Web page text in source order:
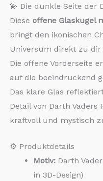
💫 Die dunkle Seite der
Diese offene Glaskugel
bringt den ikonischen
Universum direkt zu dir
Die offene Vorderseite
auf die beeindruckend
Das klare Glas
Detail von Darth Vaders
kraftvoll und mystisch
⚙️ Produktdetails
Motiv: Darth
in 3D-Design)